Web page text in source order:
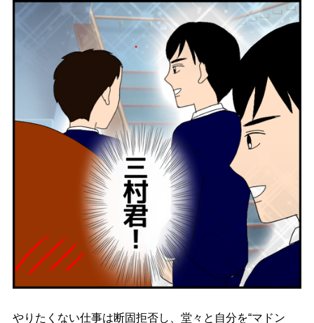
りたくない仕事は断固拒否し、堂々と自分を“マドン